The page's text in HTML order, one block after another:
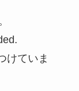
けていま